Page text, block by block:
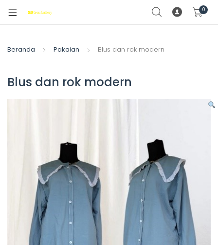
0
Beranda Pakaian Blus dan rok modern
Blus dan rok modern